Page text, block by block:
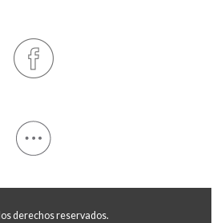
derechos reservados.